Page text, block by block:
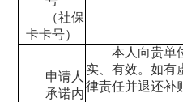
（社保
卡卡号）
申请人
承诺内
本人向贵单
实、有效。如有
律责任并退还补